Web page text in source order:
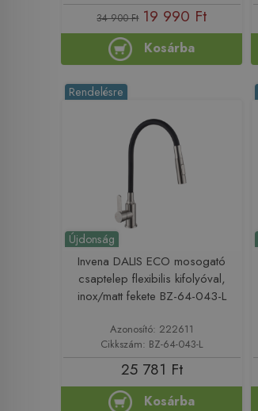
34 900 Ft 19 990 Ft
Kosárba
Újdonság
Rendelésre
Invena DALIS ECO mosogató
csaptelep flexibilis kifolyóval,
inox/matt fekete BZ-64-043-L
Azonosító: 222611
Cikkszám: BZ-64-043-L
25 781 Ft
Kosárba